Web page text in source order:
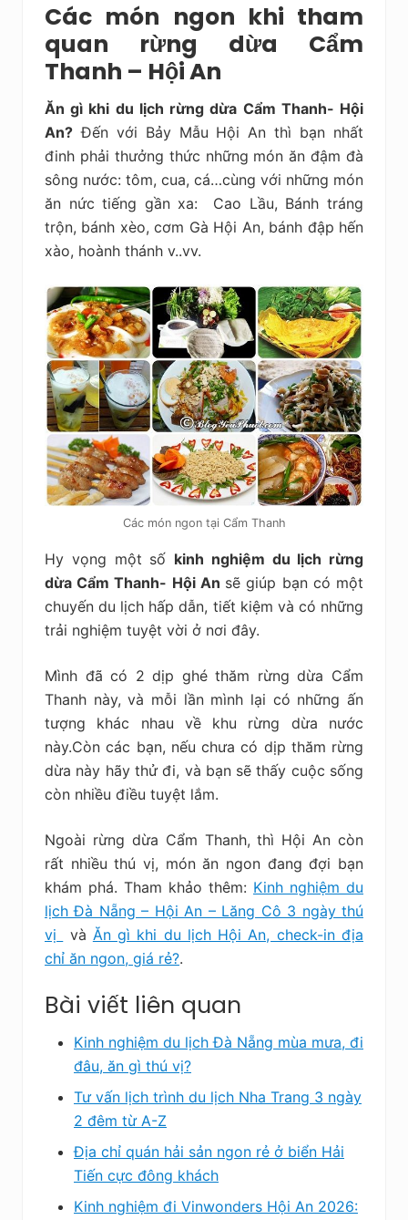
Các món ngon khi tham
quan rừng dừa Cẩm
Thanh – Hội An
Ăn gì khi du lịch rừng dừa Cẩm Thanh- Hội
An? Đến với Bảy Mẫu Hội An thì bạn nhất
đinh phải thưởng thức những món ăn đậm đà
sông nước: tôm, cua, cá…cùng với những món
ăn nức tiếng gần xa: Cao Lầu, Bánh tráng
trộn, bánh xèo, cơm Gà Hội An, bánh đập hến
xào, hoành thánh v..vv.
Các món ngon tại Cẩm Thanh
Hy vọng một số kinh nghiệm du lịch rừng
dừa Cẩm Thanh- Hội An sẽ giúp bạn có một
chuyến du lịch hấp dẫn, tiết kiệm và có những
trải nghiệm tuyệt vời ở nơi đây.
Mình đã có 2 dịp ghé thăm rừng dừa Cẩm
Thanh này, và mỗi lần mình lại có những ấn
tượng khác nhau về khu rừng dừa nước
này.Còn các bạn, nếu chưa có dịp thăm rừng
dừa này hãy thử đi, và bạn sẽ thấy cuộc sống
còn nhiều điều tuyệt lắm.
Ngoài rừng dừa Cẩm Thanh, thì Hội An còn
rất nhiều thú vị, món ăn ngon đang đợi bạn
khám phá. Tham khảo thêm: Kinh nghiệm du
lịch Đà Nẵng – Hội An – Lăng Cô 3 ngày thú
vị
và Ăn gì khi du lịch Hội An, check-in địa
chỉ ăn ngon, giá rẻ?.
Bài viết liên quan
Kinh nghiệm du lịch Đà Nẵng mùa mưa, đi
đâu, ăn gì thú vị?
Tư vấn lịch trình du lịch Nha Trang 3 ngày
2 đêm từ A-Z
Địa chỉ quán hải sản ngon rẻ ở biển Hải
Tiến cực đông khách
Kinh nghiệm đi Vinwonders Hội An 2026: